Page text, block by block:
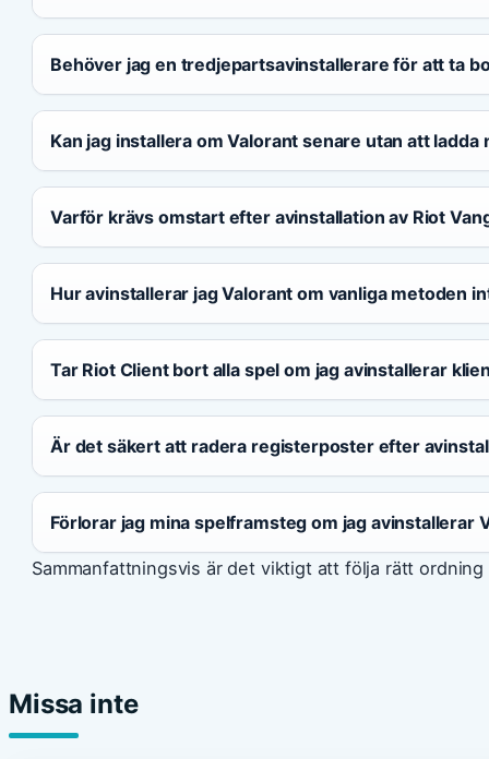
Behöver jag en tredjepartsavinstallerare för att ta
Kan jag installera om Valorant senare utan att ladda
Varför krävs omstart efter avinstallation av Riot
Hur avinstallerar jag Valorant om vanliga metoden
Tar Riot Client bort alla spel om jag avinstallerar
Är det säkert att radera registerposter efter
Förlorar jag mina spelframsteg om jag avinstallerar
Sammanfattningsvis är det viktigt att följa rätt
Missa inte